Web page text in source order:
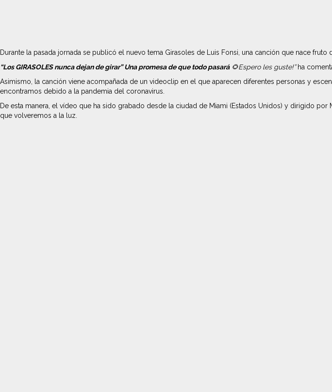
Durante la pasada jornada se publicó el nuevo tema Girasoles de Luis Fonsi, una canción que nace
“Los GIRASOLES nunca dejan de girar” Una promesa de que todo pasará🌻Espero les guste!”ha
Asimismo, la canción viene acompañada de un videoclip en el que aparecen diferentes personas y
encontramos debido a la pandemia del coronavirus.
De esta manera, el vídeo que ha sido grabado desde la ciudad de Miami (Estados Unidos) y dirigido
que volveremos a la luz.